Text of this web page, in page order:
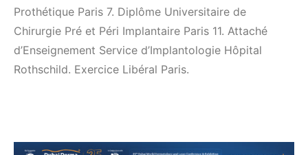
Prothétique Paris 7. Diplôme Universitaire de
Chirurgie Pré et Péri Implantaire Paris 11. Attaché
d’Enseignement Service d’Implantologie Hôpital
Rothschild. Exercice Libéral Paris.